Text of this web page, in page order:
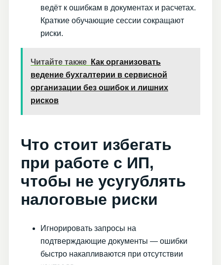
ведёт к ошибкам в документах и расчетах.
Краткие обучающие сессии сокращают
риски.
Читайте также
Как организовать
ведение бухгалтерии в сервисной
организации без ошибок и лишних
рисков
Что стоит избегать
при работе с ИП,
чтобы не усугублять
налоговые риски
Игнорировать запросы на
подтверждающие документы — ошибки
быстро накапливаются при отсутствии